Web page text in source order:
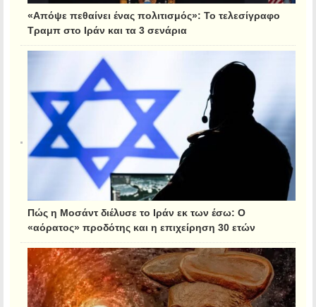
«Απόψε πεθαίνει ένας πολιτισμός»: Το τελεσίγραφο
Τραμπ στο Ιράν και τα 3 σενάρια
Πώς η Μοσάντ διέλυσε το Ιράν εκ των έσω: Ο
«αόρατος» προδότης και η επιχείρηση 30 ετών